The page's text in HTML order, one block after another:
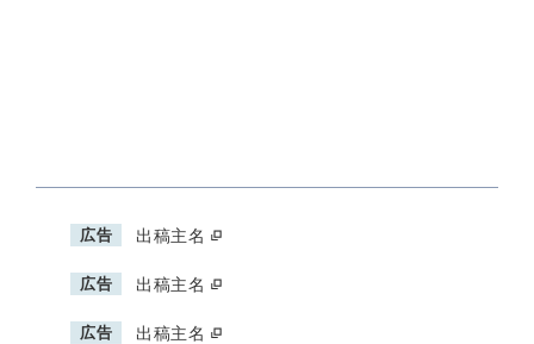
広告 出稿主名
広告 出稿主名
広告 出稿主名